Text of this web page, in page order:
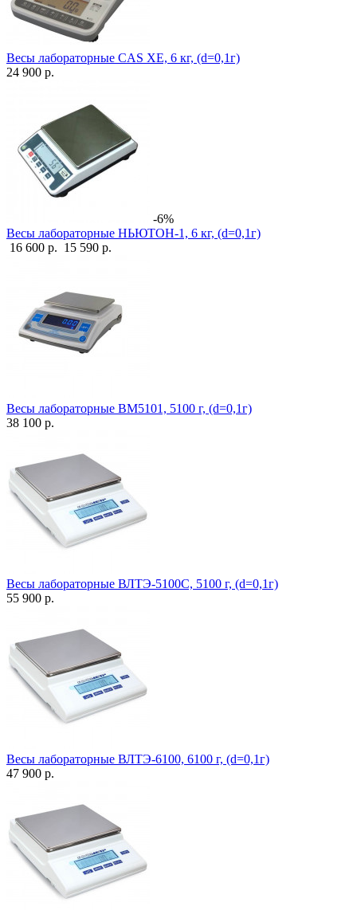
Весы лабораторные CAS XE, 6 кг, (d=0,1г)
24 900 р.
-6%
Весы лабораторные НЬЮТОН-1, 6 кг, (d=0,1г)
16 600 р. 15 590 р.
Весы лабораторные ВМ5101, 5100 г, (d=0,1г)
38 100 р.
Весы лабораторные ВЛТЭ-5100С, 5100 г, (d=0,1г)
55 900 р.
Весы лабораторные ВЛТЭ-6100, 6100 г, (d=0,1г)
47 900 р.